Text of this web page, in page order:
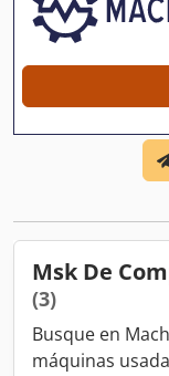
Msk De
(3)
Busque en
máquinas